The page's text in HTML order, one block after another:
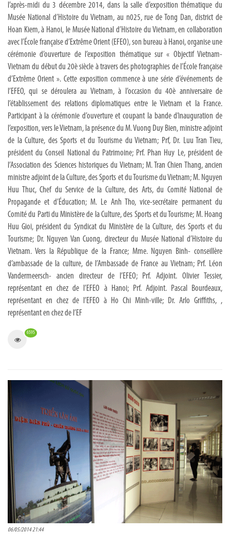
l’après-midi du 3 décembre 2014, dans la salle d’exposition thématique du
Musée National d’Histoire du Vietnam, au n025, rue de Tong Dan, district de
Hoan Kiem, à Hanoi, le Musée National d’Histoire du Vietnam, en collaboration
avec l’École française d’Extrême Orient (EFEO), son bureau à Hanoi, organise une
cérémonie d’ouverture de l’exposition thématique sur « Objectif Vietnam-
Vietnam du début du 20è siècle à travers des photographies de l’École française
d’Extrême Orient ». Cette exposition commence à une série d’événements de
l’EFEO, qui se déroulera au Vietnam, à l’occasion du 40è anniversaire de
l’établissement des relations diplomatiques entre le Vietnam et la France.
Participant à la cérémonie d’ouverture et coupant la bande d’inauguration de
l’exposition, vers le Vietnam, la présence du M. Vuong Duy Bien, ministre adjoint
de la Culture, des Sports et du Tourisme du Vietnam; Prf, Dr. Luu Tran Tieu,
président du Conseil National du Patrimoine; Prf. Phan Huy Le, président de
l’Association des Sciences historiques du Vietnam; M. Tran Chien Thang, ancien
ministre adjoint de la Culture, des Sports et du Tourisme du Vietnam; M. Nguyen
Huu Thuc, Chef du Service de la Culture, des Arts, du Comité National de
Propagande et d’Éducation; M. Le Anh Tho, vice-secrétaire permanent du
Comité du Parti du Ministère de la Culture, des Sports et du Tourisme; M. Hoang
Huu Gioi, président du Syndicat du Ministère de la Culture, des Sports et du
Tourisme; Dr. Nguyen Van Cuong, directeur du Musée National d’Histoire du
Vietnam. Vers la République de la France; Mme. Nguyen Binh- conseillère
d’ambassade de la culture, de l’Ambassade de France au Vietnam; Prf. Léon
Vandermeersch- ancien directeur de l’EFEO; Prf. Adjoint. Olivier Tessier,
représentant en chez de l’EFEO à Hanoi; Prf. Adjoint. Pascal Bourdeaux,
représentant en chez de l’EFEO à Ho Chi Minh-ville; Dr. Arlo Griffiths, ,
représentant en chez de l’EF
6595
06/05/2014 21:44